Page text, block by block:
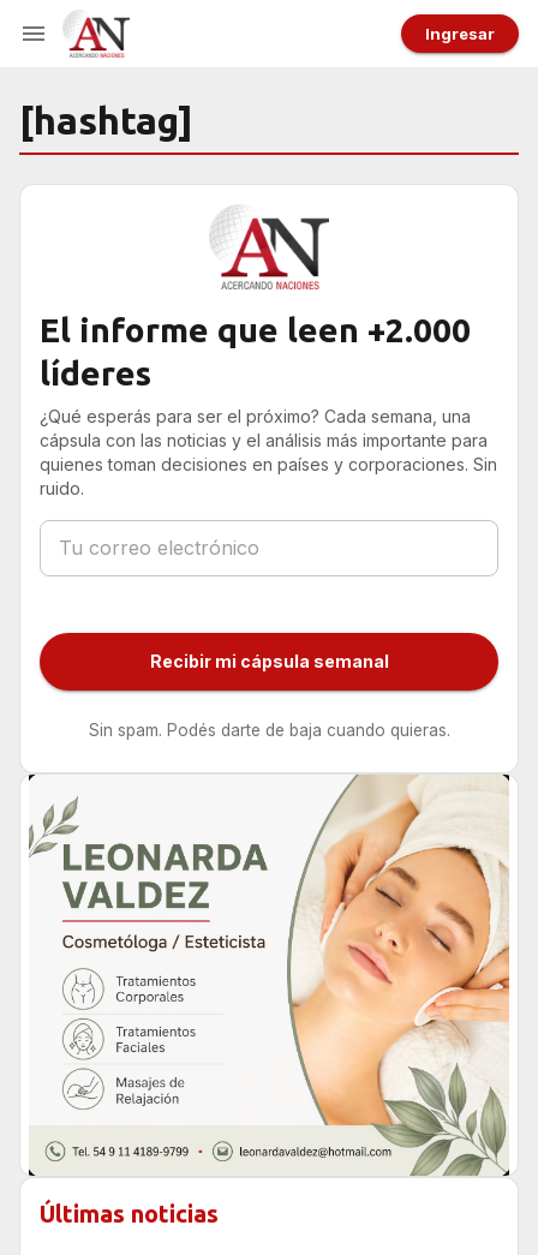
Ingresar
[hashtag]
El informe que leen +2.000
líderes
¿Qué esperás para ser el próximo? Cada semana, una
cápsula con las noticias y el análisis más importante para
quienes toman decisiones en países y corporaciones. Sin
ruido.
Recibir mi cápsula semanal
Sin spam. Podés darte de baja cuando quieras.
Últimas noticias